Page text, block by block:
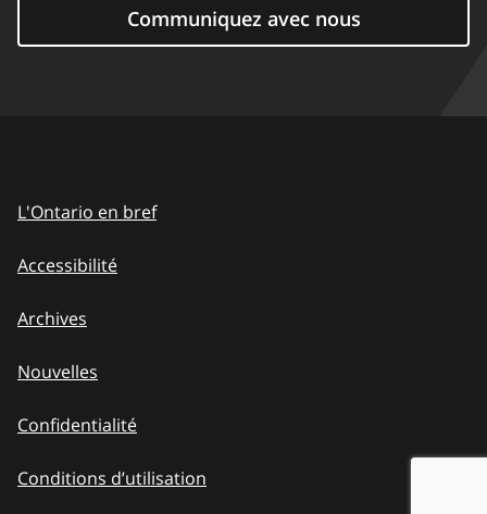
Communiquez avec nous
L'Ontario en bref
Accessibilité
Archives
Nouvelles
Confidentialité
Conditions d’utilisation